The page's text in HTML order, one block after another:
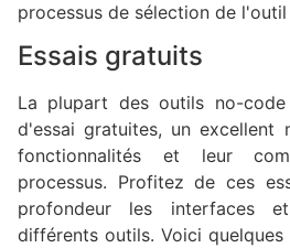
processus de sélection de
Essais gratuits
La plupart des outils no-
d'essai gratuites, un excellent
fonctionnalités et leur
processus. Profitez de ces
profondeur les interfaces
différents outils. Voici